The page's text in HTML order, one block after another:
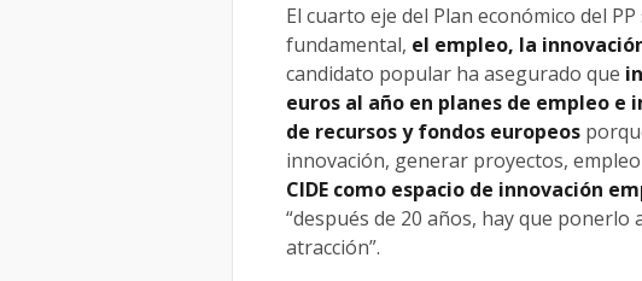
El cuarto eje del Plan económico del
fundamental, el empleo, la
candidato popular ha asegurado que
euros al año en planes de empleo e
de recursos y fondos europeos
innovación, generar proyectos,
CIDE como espacio de innovación
“después de 20 años, hay que
atracción”.